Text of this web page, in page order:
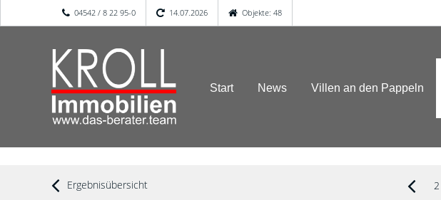
04542 / 8 22 95-0 14.07.2026 Objekte: 48
Start News Villen an den Pappeln
Ergebnisübersicht 2